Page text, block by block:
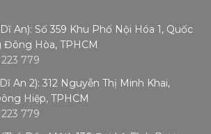
An): Số 359 Khu Phố Nội Hóa 1, Quốc
Đông Hòa, TPHCM
779
An 2): 312 Nguyễn Thị Minh Khai,
Hiệp, TPHCM
779